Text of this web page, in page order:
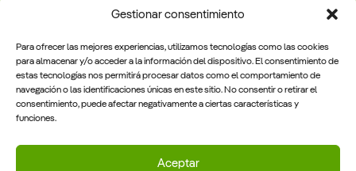
Gestionar consentimiento
Para ofrecer las mejores experiencias, utilizamos tecnologías como las cookies
para almacenar y/o acceder a la información del dispositivo. El consentimiento de
estas tecnologías nos permitirá procesar datos como el comportamiento de
navegación o las identificaciones únicas en este sitio. No consentir o retirar el
consentimiento, puede afectar negativamente a ciertas características y
funciones.
Aceptar
Trabaja con nosotros
Información Legal
Aviso legal y política de privacidad